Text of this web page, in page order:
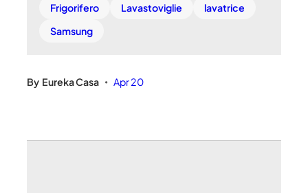
Frigorifero
Lavastoviglie
lavatrice
Samsung
By Eureka Casa • Apr 20